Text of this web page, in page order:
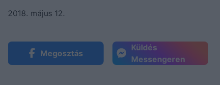
2018. május 12.
Megosztás
Küldés
Messengeren